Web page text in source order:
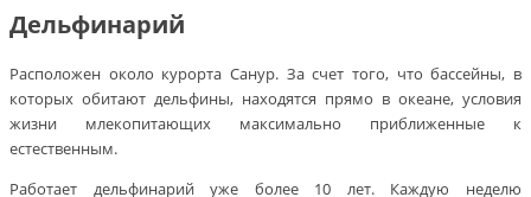
Дельфинарий
Расположен около курорта Санур. За счет того, что бассейны, в
которых обитают дельфины, находятся прямо в океане, условия
жизни млекопитающих максимально приближенные к
естественным.
Работает дельфинарий уже более 10 лет. Каждую неделю